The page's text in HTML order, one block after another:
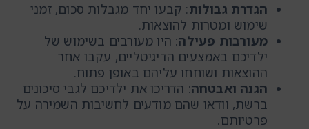
הגדרת גבולות: קבעו יחד מגבלות סכום, זמני
שימוש ומטרות להוצאות.
מעורבות פעילה: היו מעורבים בשימוש של
ילדיכם באמצעים הדיגיטליים, עקבו אחר
ההוצאות ושוחחו עליהם באופן פתוח.
הגנה ואבטחה: הדריכו את ילדיכם לגבי סיכונים
ברשת, וודאו שהם מודעים לחשיבות השמירה על
פרטיותם.